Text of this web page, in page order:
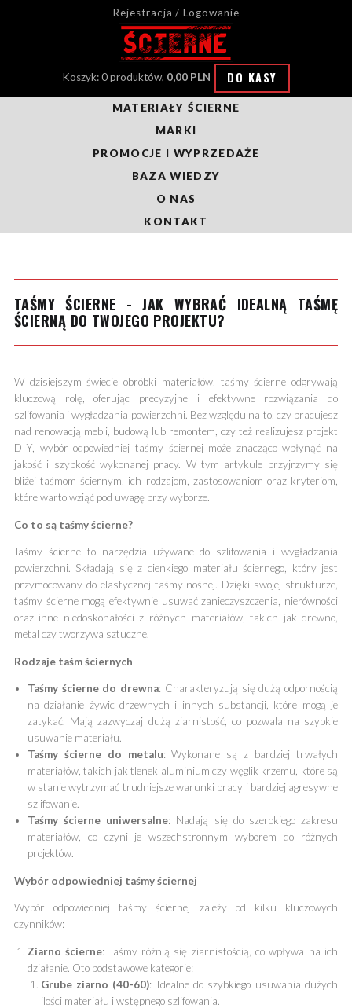
Rejestracja / Logowanie
Koszyk: 0 produktów, 0,00 PLN DO KASY
MATERIAŁY ŚCIERNE
MARKI
PROMOCJE I WYPRZEDAŻE
BAZA WIEDZY
O NAS
KONTAKT
TAŚMY ŚCIERNE - JAK WYBRAĆ IDEALNĄ TAŚMĘ
ŚCIERNĄ DO TWOJEGO PROJEKTU?
W dzisiejszym świecie obróbki materiałów, taśmy ścierne odgrywają
kluczową rolę, oferując precyzyjne i efektywne rozwiązania do
szlifowania i wygładzania powierzchni. Bez względu na to, czy pracujesz
nad renowacją mebli, budową lub remontem, czy też realizujesz projekt
DIY, wybór odpowiedniej taśmy ściernej może znacząco wpłynąć na
jakość i szybkość wykonanej pracy. W tym artykule przyjrzymy się
bliżej taśmom ściernym, ich rodzajom, zastosowaniom oraz kryteriom,
które warto wziąć pod uwagę przy wyborze.
Co to są taśmy ścierne?
Taśmy ścierne to narzędzia używane do szlifowania i wygładzania
powierzchni. Składają się z cienkiego materiału ściernego, który jest
przymocowany do elastycznej taśmy nośnej. Dzięki swojej strukturze,
taśmy ścierne mogą efektywnie usuwać zanieczyszczenia, nierówności
oraz inne niedoskonałości z różnych materiałów, takich jak drewno,
metal czy tworzywa sztuczne.
Rodzaje taśm ściernych
Taśmy ścierne do drewna: Charakteryzują się dużą odpornością
na działanie żywic drzewnych i innych substancji, które mogą je
zatykać. Mają zazwyczaj dużą ziarnistość, co pozwala na szybkie
usuwanie materiału.
Taśmy ścierne do metalu: Wykonane są z bardziej trwałych
materiałów, takich jak tlenek aluminium czy węglik krzemu, które są
w stanie wytrzymać trudniejsze warunki pracy i bardziej agresywne
szlifowanie.
Taśmy ścierne uniwersalne: Nadają się do szerokiego zakresu
materiałów, co czyni je wszechstronnym wyborem do różnych
projektów.
Wybór odpowiedniej taśmy ściernej
Wybór odpowiedniej taśmy ściernej zależy od kilku kluczowych
czynników:
Ziarno ścierne: Taśmy różnią się ziarnistością, co wpływa na ich
działanie. Oto podstawowe kategorie:
Grube ziarno (40-60): Idealne do szybkiego usuwania dużych
ilości materiału i wstępnego szlifowania.